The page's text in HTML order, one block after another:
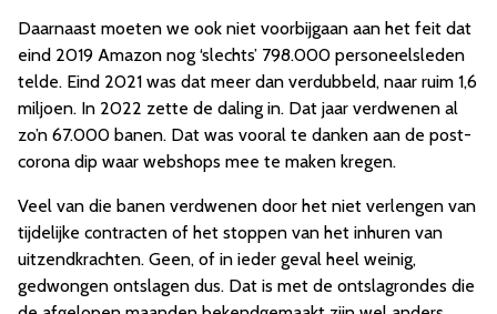
Daarnaast moeten we ook niet voorbijgaan aan het feit dat
eind 2019 Amazon nog ‘slechts’ 798.000 personeelsleden
telde. Eind 2021 was dat meer dan verdubbeld, naar ruim 1,6
miljoen. In 2022 zette de daling in. Dat jaar verdwenen al
zo’n 67.000 banen. Dat was vooral te danken aan de post-
corona dip waar webshops mee te maken kregen.
Veel van die banen verdwenen door het niet verlengen van
tijdelijke contracten of het stoppen van het inhuren van
uitzendkrachten. Geen, of in ieder geval heel weinig,
gedwongen ontslagen dus. Dat is met de ontslagrondes die